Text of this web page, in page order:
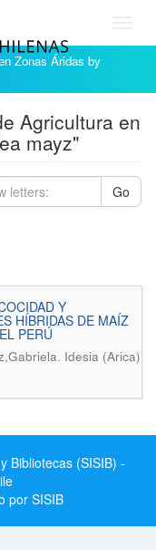
Zonas Áridas by
Agricultura en
mayz"
Go
Y
HÍBRIDAS DE MAÍZ
PERÚ
. Idesia (Arica)
Bibliotecas (SISIB) -
por SISIB